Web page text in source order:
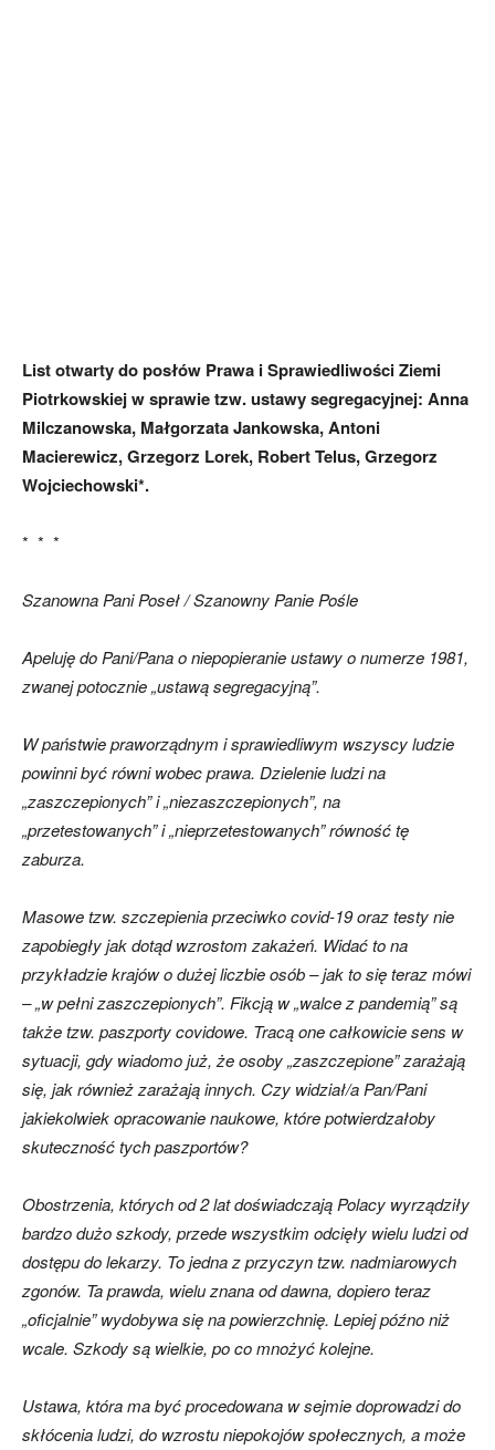
List otwarty do posłów Prawa i Sprawiedliwości Ziemi
Piotrkowskiej w sprawie tzw. ustawy segregacyjnej: Anna
Milczanowska, Małgorzata Jankowska, Antoni
Macierewicz, Grzegorz Lorek, Robert Telus, Grzegorz
Wojciechowski*.
* * *
Szanowna Pani Poseł / Szanowny Panie Pośle
Apeluję do Pani/Pana o niepopieranie ustawy o numerze 1981,
zwanej potocznie „ustawą segregacyjną”.
W państwie praworządnym i sprawiedliwym wszyscy ludzie
powinni być równi wobec prawa. Dzielenie ludzi na
„zaszczepionych” i „niezaszczepionych”, na
„przetestowanych” i „nieprzetestowanych” równość tę
zaburza.
Masowe tzw. szczepienia przeciwko covid-19 oraz testy nie
zapobiegły jak dotąd wzrostom zakażeń. Widać to na
przykładzie krajów o dużej liczbie osób – jak to się teraz mówi
– „w pełni zaszczepionych”. Fikcją w „walce z pandemią” są
także tzw. paszporty covidowe. Tracą one całkowicie sens w
sytuacji, gdy wiadomo już, że osoby „zaszczepione” zarażają
się, jak również zarażają innych. Czy widział/a Pan/Pani
jakiekolwiek opracowanie naukowe, które potwierdzałoby
skuteczność tych paszportów?
Obostrzenia, których od 2 lat doświadczają Polacy wyrządziły
bardzo dużo szkody, przede wszystkim odcięły wielu ludzi od
dostępu do lekarzy. To jedna z przyczyn tzw. nadmiarowych
zgonów. Ta prawda, wielu znana od dawna, dopiero teraz
„oficjalnie” wydobywa się na powierzchnię. Lepiej późno niż
wcale. Szkody są wielkie, po co mnożyć kolejne.
Ustawa, która ma być procedowana w sejmie doprowadzi do
skłócenia ludzi, do wzrostu niepokojów społecznych, a może